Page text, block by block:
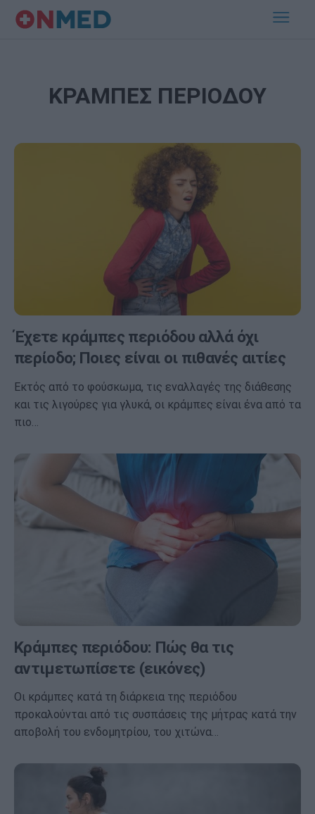
ΚΡΑΜΠΕΣ ΠΕΡΙΟΔΟΥ
Έχετε κράμπες περιόδου αλλά όχι
περίοδο; Ποιες είναι οι πιθανές αιτίες
Εκτός από το φούσκωμα, τις εναλλαγές της διάθεσης
και τις λιγούρες για γλυκά, οι κράμπες είναι ένα από τα
πιο…
Κράμπες περιόδου: Πώς θα τις
αντιμετωπίσετε (εικόνες)
Οι κράμπες κατά τη διάρκεια της περιόδου
προκαλούνται από τις συσπάσεις της μήτρας κατά την
αποβολή του ενδομητρίου, του χιτώνα…